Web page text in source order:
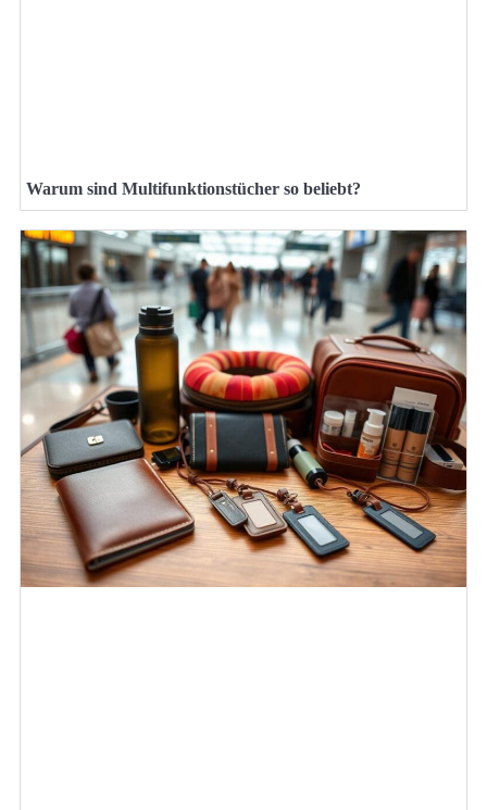
Warum sind Multifunktionstücher so beliebt?